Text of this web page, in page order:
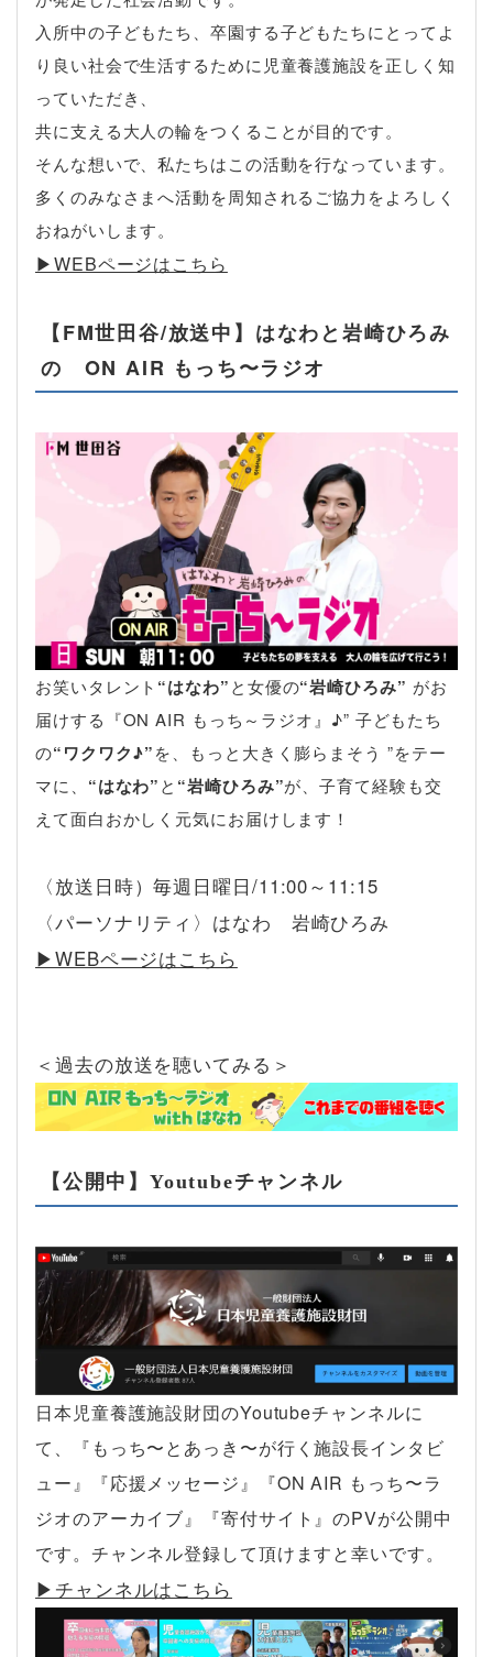
入所中の子どもたち、卒園する子どもたちにとってよ
り良い社会で生活するために児童養護施設を正しく知
っていただき、
共に支える大人の輪をつくることが目的です。
そんな想いで、私たちはこの活動を行なっています。
多くのみなさまへ活動を周知されるご協力をよろしく
おねがいします。
▶︎WEBページはこちら
【FM世田谷/放送中】はなわと岩崎ひろみ
の ON AIR もっち〜ラジオ
お笑いタレント “はなわ”と女優の“岩崎ひろみ” がお
届けする『ON AIR もっち～ラジオ』♪” 子どもたち
の“ワクワク♪”を、もっと大きく膨らまそう ”をテー
マに、 “はなわ”と “岩崎ひろみ”が、子育て経験も交
えて面白おかしく元気にお届けします！
〈放送日時）毎週日曜日/11:00～11:15
〈パーソナリティ〉はなわ 岩崎ひろみ
▶︎WEBページはこちら
＜過去の放送を聴いてみる＞
【公開中】Youtubeチャンネル
日本児童養護施設財団のYoutubeチャンネルに
て、『もっち〜とあっき〜が行く施設長インタビ
ュー』『応援メッセージ』『ON AIR もっち〜ラ
ジオのアーカイブ』『寄付サイト』のPVが公開中
です。チャンネル登録して頂けますと幸いです。
▶︎チャンネルはこちら